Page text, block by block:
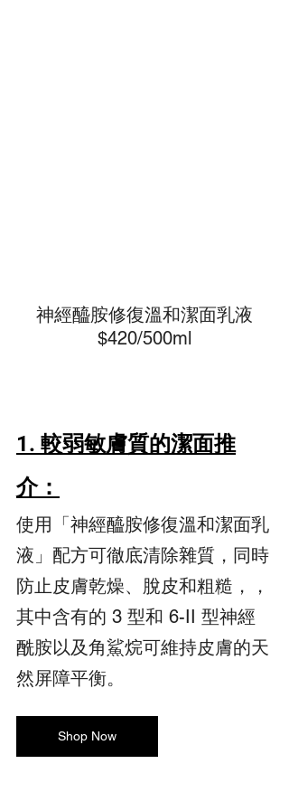
神經醯胺修復溫和潔面乳液
$420/500ml
1. 較弱敏膚質的潔面推
介：
使用「神經醯胺修復溫和潔面乳
液」配方可徹底清除雜質，同時
防止皮膚乾燥、脫皮和粗糙，，
其中含有的 3 型和 6-II 型神經
酰胺以及角鯊烷可維持皮膚的天
然屏障平衡。
Shop Now